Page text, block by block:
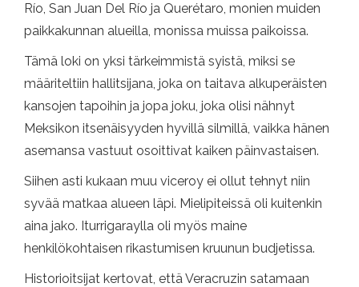
Río, San Juan Del Río ja Querétaro, monien muiden
paikkakunnan alueilla, monissa muissa paikoissa.
Tämä loki on yksi tärkeimmistä syistä, miksi se
määriteltiin hallitsijana, joka on taitava alkuperäisten
kansojen tapoihin ja jopa joku, joka olisi nähnyt
Meksikon itsenäisyyden hyvillä silmillä, vaikka hänen
asemansa vastuut osoittivat kaiken päinvastaisen.
Siihen asti kukaan muu viceroy ei ollut tehnyt niin
syvää matkaa alueen läpi. Mielipiteissä oli kuitenkin
aina jako. Iturrigaraylla oli myös maine
henkilökohtaisen rikastumisen kruunun budjetissa.
Historioitsijat kertovat, että Veracruzin satamaan